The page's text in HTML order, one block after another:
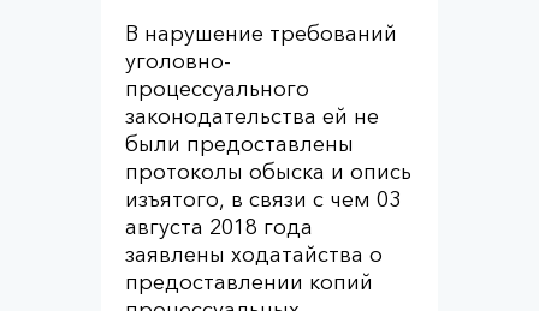
В нарушение требований
уголовно-
процессуального
законодательства ей не
были предоставлены
протоколы обыска и опись
изъятого, в связи с чем 03
августа 2018 года
заявлены ходатайства о
предоставлении копий